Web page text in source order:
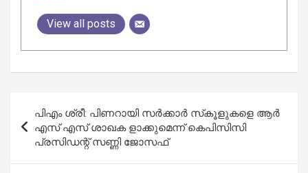
View all posts
navigation
പിഎം ശ്രീ: പിണറായി സര്‍ക്കാര്‍ സ്‌കൂളുകളെ ആര്‍
എസ് എസ് ശാഖക ളാക്കുമെന്ന് കെപിസിസി
പ്രസിഡന്റ് സണ്ണി ജോസഫ്